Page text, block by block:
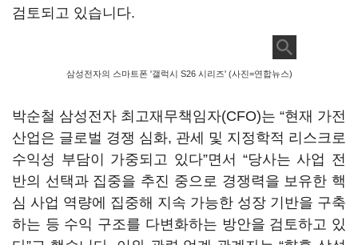
검토되고 있습니다.
삼성전자의 스마트폰 '갤럭시 S26 시리즈' (사진=연합뉴스)
박순철 삼성전자 최고재무책임자(CFO)는 “현재 가전
산업은 글로벌 경쟁 심화, 관세 및 지정학적 리스크로
수익성 부담이 가중되고 있다”면서 “당사는 사업 전
반의 선택과 집중을 추진 중으로 경쟁력을 보유한 핵
심 사업 역량에 집중해 지속 가능한 성장 기반을 구축
하는 등 수익 구조를 다변화하는 방안을 검토하고 있